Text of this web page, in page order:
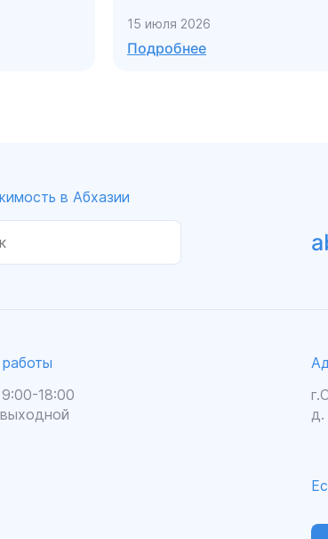
15 июля 2026
Подробнее
в Абхазии
18:00
д.